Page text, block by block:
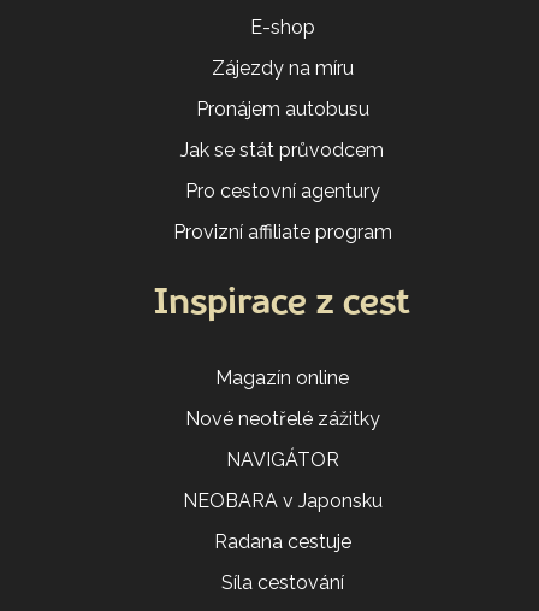
E-shop
Zájezdy na míru
Pronájem autobusu
Jak se stát průvodcem
Pro cestovní agentury
Provizní affiliate program
Inspirace z cest
Magazín online
Nové neotřelé zážitky
NAVIGÁTOR
NEOBARA v Japonsku
Radana cestuje
Síla cestování